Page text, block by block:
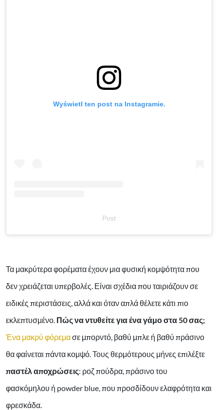
Wyświetl ten post na Instagramie.
Post
Τα μακρύτερα φορέματα έχουν μια φυσική κομψότητα που
δεν χρειάζεται υπερβολές. Είναι σχέδια που ταιριάζουν σε
ειδικές περιστάσεις, αλλά και όταν απλά θέλετε κάτι πιο
εκλεπτυσμένο. Πώς να ντυθείτε για ένα γάμο στα 50 σας;
Ένα μακρύ φόρεμασε μπορντό, βαθύ μπλε ή βαθύ πράσινο
θα φαίνεται πάντα κομψό. Τους θερμότερους μήνες επιλέξτε
παστέλ αποχρώσεις: ροζ πούδρα, πράσινο του
φασκόμηλου ή powder blue, που προσδίδουν ελαφρότητα και
φρεσκάδα.